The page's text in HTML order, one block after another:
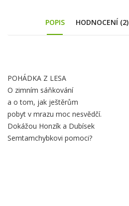
POPIS HODNOCENÍ (2)
záložky
Popis
POHÁDKA Z LESA
O zimním sáňkování
a o tom, jak ještěrům
pobyt v mrazu moc nesvědčí.
Dokážou Honzík a Dubísek
Semtamchybkovi pomoci?